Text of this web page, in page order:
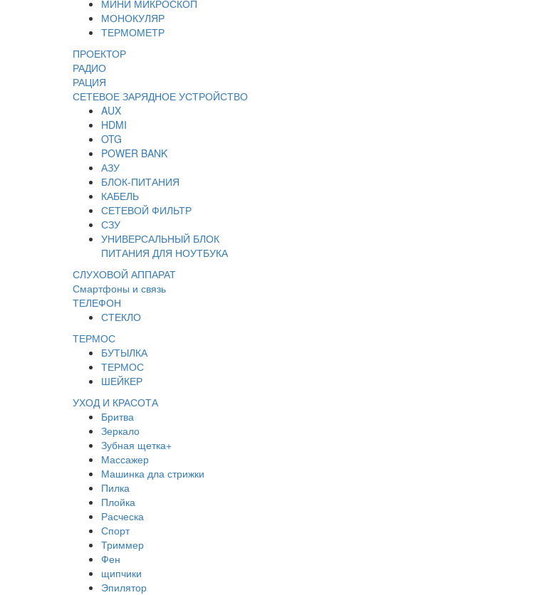
МИНИ МИКРОСКОП
МОНОКУЛЯР
ТЕРМОМЕТР
ПРОЕКТОР
РАДИО
РАЦИЯ
СЕТЕВОЕ ЗАРЯДНОЕ УСТРОЙСТВО
AUX
HDMI
OTG
POWER BANK
АЗУ
БЛОК-ПИТАНИЯ
КАБЕЛЬ
СЕТЕВОЙ ФИЛЬТР
СЗУ
УНИВЕРСАЛЬНЫЙ БЛОК
ПИТАНИЯ ДЛЯ НОУТБУКА
СЛУХОВОЙ АППАРАТ
Смартфоны и связь
ТЕЛЕФОН
СТЕКЛО
ТЕРМОС
БУТЫЛКА
ТЕРМОС
ШЕЙКЕР
УХОД И КРАСОТА
Бритва
Зеркало
Зубная щетка+
Массажер
Машинка дла стрижки
Пилка
Плойка
Расческа
Спорт
Триммер
Фен
щипчики
Эпилятор